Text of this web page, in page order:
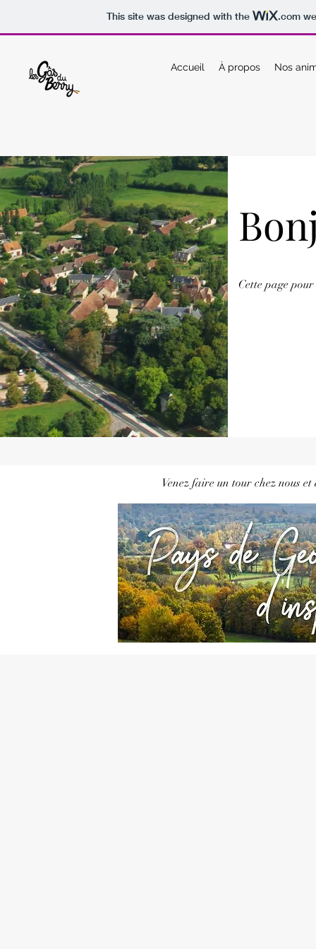
This site was designed with the .com
Accueil À propos Nos
Cette page
Venez faire un tour chez nous